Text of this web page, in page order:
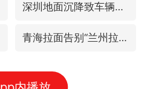
深圳地面沉降致车辆损坏系谣言
青海拉面告别“兰州拉面”